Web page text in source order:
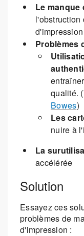
Le
l'obstruction
Problèmes
qualité.
Bowes)
Les
nuire à
La
accélérée
Solution
Essayez ces
problèmes de
d'impression :